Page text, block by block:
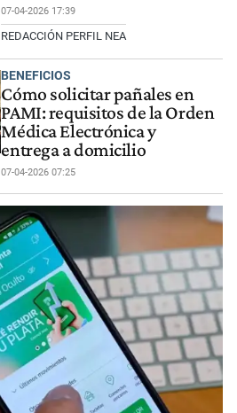
07-04-2026 17:39
REDACCIÓN PERFIL NEA
BENEFICIOS
Cómo solicitar pañales en
PAMI: requisitos de la Orden
Médica Electrónica y
entrega a domicilio
07-04-2026 07:25